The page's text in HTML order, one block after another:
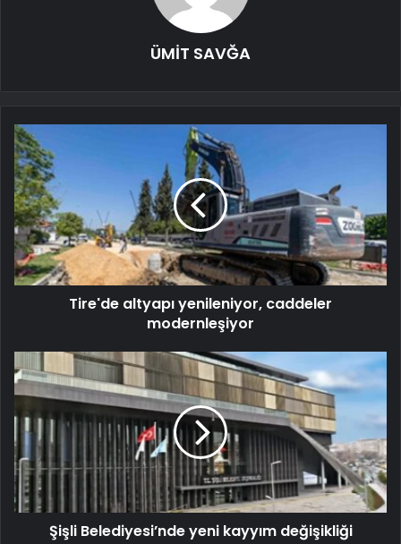
ÜMİT SAVĞA
Tire'de altyapı yenileniyor, caddeler
modernleşiyor
Şişli Belediyesi’nde yeni kayyım değişikliği